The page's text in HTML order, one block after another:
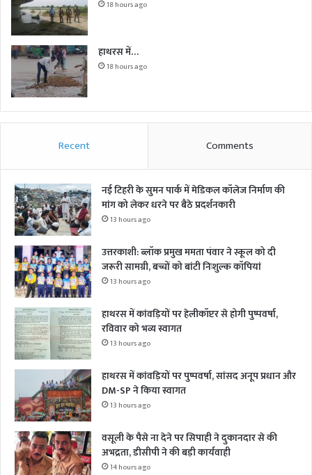
18 hours ago
हाथरस में…
18 hours ago
Recent Comments
नई टिहरी के सुमन पार्क में मेडिकल कॉलेज निर्माण की
मांग को लेकर धरने पर बैठे प्रदर्शनकारी
13 hours ago
उत्तरकाशी: ब्लॉक प्रमुख ममता पंवार ने स्कूल को दी
जरूरी सामग्री, बच्चों को बांटी निःशुल्क कॉपियां
13 hours ago
हाथरस में कांवड़ियों पर हेलीकॉप्टर से होगी पुष्पवर्षा,
रविवार को भव्य स्वागत
13 hours ago
हाथरस में कांवड़ियों पर पुष्पवर्षा, सांसद अनूप प्रधान और
DM-SP ने किया स्वागत
13 hours ago
वसूली के पैसे ना देने पर सिपाही ने दुकानदार से की
अभद्रता, डीसीपी ने की बड़ी कार्यवाही
14 hours ago